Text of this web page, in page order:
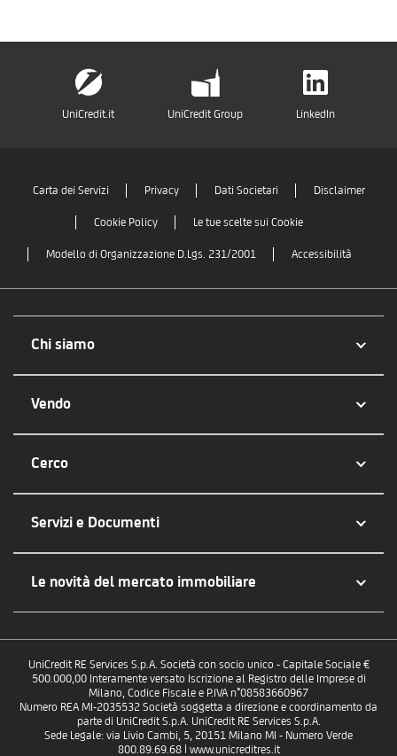
UniCredit.it UniCredit Group LinkedIn
Carta dei Servizi Privacy Dati Societari Disclaimer
Cookie Policy Le tue scelte sui Cookie
Modello di Organizzazione D.Lgs. 231/2001 Accessibilità
Chi siamo
Vendo
Cerco
Servizi e Documenti
Le novità del mercato immobiliare
UniCredit RE Services S.p.A. Società con socio unico - Capitale Sociale €
500.000,00 Interamente versato Iscrizione al Registro delle Imprese di
Milano, Codice Fiscale e P.IVA n°08583660967
Numero REA MI-2035532 Società soggetta a direzione e coordinamento da
parte di UniCredit S.p.A. UniCredit RE Services S.p.A.
Sede Legale: via Livio Cambi, 5, 20151 Milano MI - Numero Verde
800.89.69.68 | www.unicreditres.it